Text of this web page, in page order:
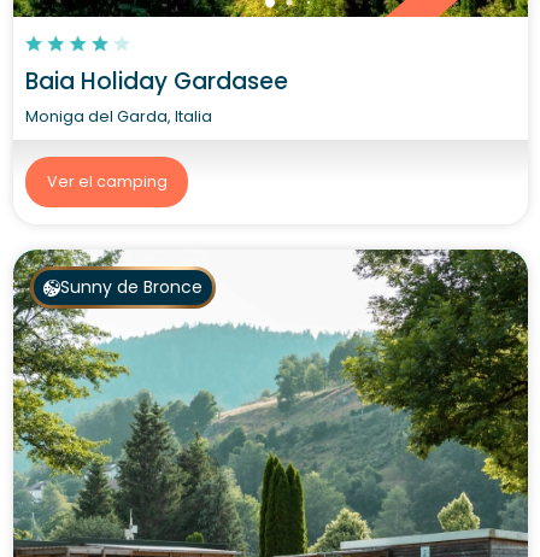
Baia Holiday Gardasee
Moniga del Garda, Italia
Ver el camping
Sunny de Bronce